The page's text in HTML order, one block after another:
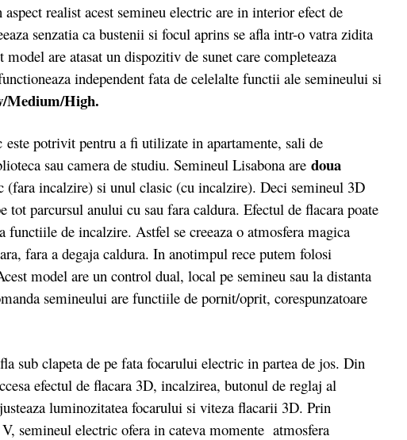
aspect realist acest semineu electric are in interior efect de
senzatia ca bustenii si focul aprins se afla intr-o vatra zidita
model are atasat un dispozitiv de sunet care completeaza
independent fata de celelalte functii ale semineului si
Medium/High.
potrivit pentru a fi utilizate in apartamente, sali de
sau camera de studiu. Semineul Lisabona are doua
(fara incalzire) si unul clasic (cu incalzire). Deci semineul 3D
parcursul anului cu sau fara caldura. Efectul de flacara poate
functiile de incalzire. Astfel se creeaza o atmosfera magica
fara a degaja caldura. In anotimpul rece putem folosi
model are un control dual, local pe semineu sau la distanta
semineului are functiile de pornit/oprit, corespunzatoare
sub clapeta de pe fata focarului electric in partea de jos. Din
efectul de flacara 3D, incalzirea, butonul de reglaj al
luminozitatea focarului si viteza flacarii 3D. Prin
semineul electric ofera in cateva momente atmosfera